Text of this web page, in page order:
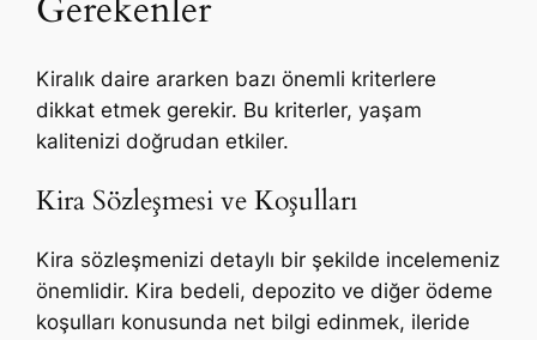
Kiralık daire ararken bazı önemli kriterlere
dikkat etmek gerekir. Bu kriterler, yaşam
kalitenizi doğrudan etkiler.
Kira Sözleşmesi ve Koşulları
Kira sözleşmenizi detaylı bir şekilde incelemeniz
önemlidir. Kira bedeli, depozito ve diğer ödeme
koşulları konusunda net bilgi edinmek, ileride